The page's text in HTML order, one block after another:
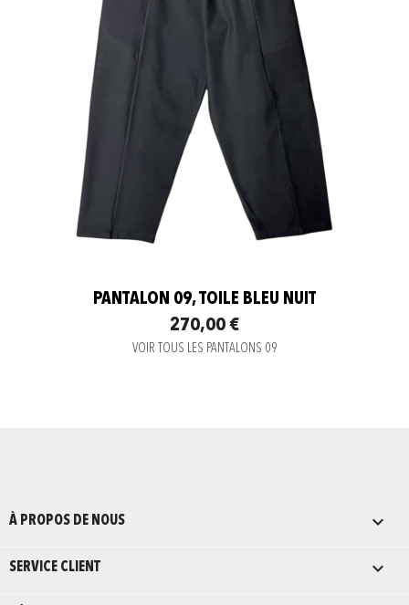
PANTALON 09, TOILE BLEU NUIT
270,00 €
VOIR TOUS LES PANTALONS 09
À PROPOS DE NOUS 
SERVICE CLIENT 